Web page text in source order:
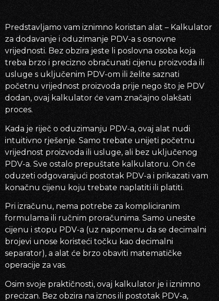
Predstavljamo vam iznimno koristan alat – Kalkulator
za dodavanje i oduzimanje PDV-a s osnovne
vrijednosti. Bez obzira jeste li poslovna osoba koja
treba brzo i precizno obračunati cijenu proizvoda ili
usluge s uključenim PDV-om ili želite saznati
početnu vrijednost proizvoda prije nego što je PDV
dodan, ovaj kalkulator će vam značajno olakšati
proces.
Kada je riječ o oduzimanju PDV-a, ovaj alat nudi
intuitivno rješenje. Samo trebate unijeti početnu
vrijednost proizvoda ili usluge, ali bez uključenog
PDV-a. Sve ostalo prepuštate kalkulatoru. On će
oduzeti odgovarajući postotak PDV-a i prikazati vam
konačnu cijenu koju trebate naplatiti ili platiti.
Pri izračunu, nema potrebe za kompliciranim
formulama ili ručnim proračunima. Samo unesite
cijenu i stopu PDV-a (uz napomenu da se decimalni
brojevi unose koristeći točku kao decimalni
separator), a alat će brzo obaviti matematičke
operacije za vas.
Osim svoje praktičnosti, ovaj kalkulator je i iznimno
precizan. Bez obzira na iznos ili postotak PDV-a,